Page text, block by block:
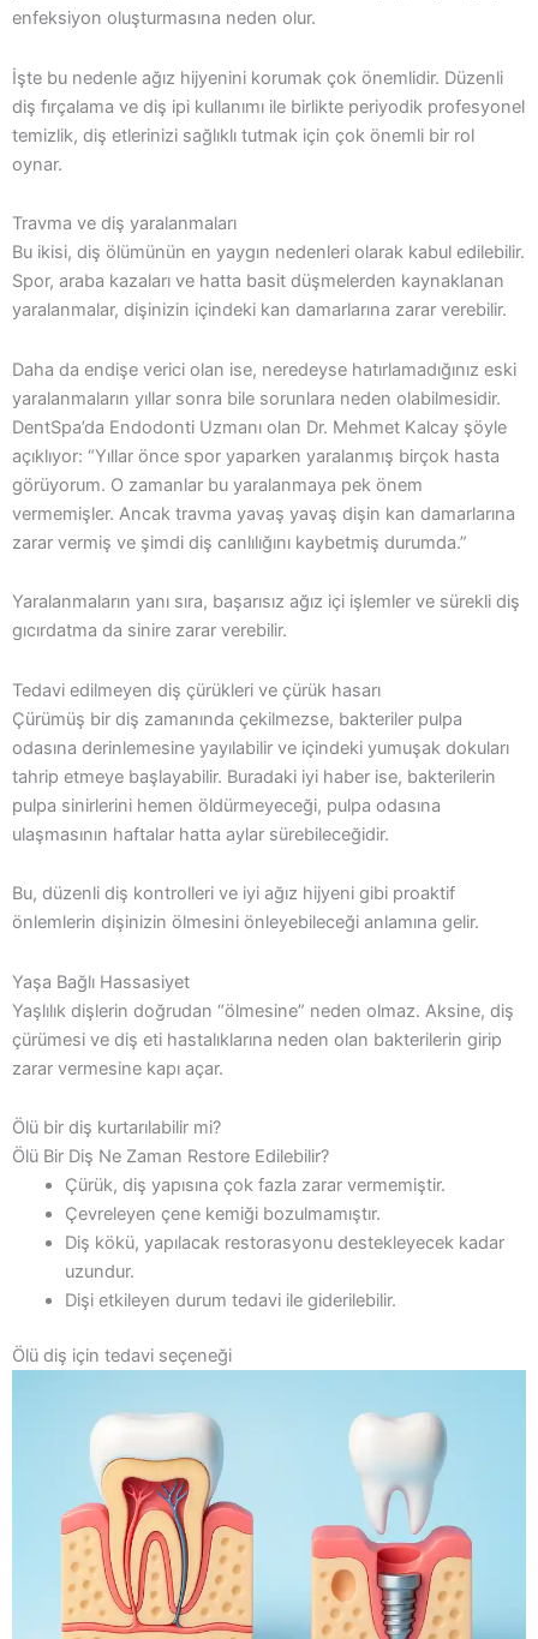
enfeksiyon oluşturmasına neden olur.
İşte bu nedenle ağız hijyenini korumak çok önemlidir. Düzenli
diş fırçalama ve diş ipi kullanımı ile birlikte periyodik profesyonel
temizlik, diş etlerinizi sağlıklı tutmak için çok önemli bir rol
oynar.
Travma ve diş yaralanmaları
Bu ikisi, diş ölümünün en yaygın nedenleri olarak kabul edilebilir.
Spor, araba kazaları ve hatta basit düşmelerden kaynaklanan
yaralanmalar, dişinizin içindeki kan damarlarına zarar verebilir.
Daha da endişe verici olan ise, neredeyse hatırlamadığınız eski
yaralanmaların yıllar sonra bile sorunlara neden olabilmesidir.
DentSpa’da Endodonti Uzmanı olan Dr. Mehmet Kalcay şöyle
açıklıyor: “Yıllar önce spor yaparken yaralanmış birçok hasta
görüyorum. O zamanlar bu yaralanmaya pek önem
vermemişler. Ancak travma yavaş yavaş dişin kan damarlarına
zarar vermiş ve şimdi diş canlılığını kaybetmiş durumda.”
Yaralanmaların yanı sıra, başarısız ağız içi işlemler ve sürekli diş
gıcırdatma da sinire zarar verebilir.
Tedavi edilmeyen diş çürükleri ve çürük hasarı
Çürümüş bir diş zamanında çekilmezse, bakteriler pulpa
odasına derinlemesine yayılabilir ve içindeki yumuşak dokuları
tahrip etmeye başlayabilir. Buradaki iyi haber ise, bakterilerin
pulpa sinirlerini hemen öldürmeyeceği, pulpa odasına
ulaşmasının haftalar hatta aylar sürebileceğidir.
Bu, düzenli diş kontrolleri ve iyi ağız hijyeni gibi proaktif
önlemlerin dişinizin ölmesini önleyebileceği anlamına gelir.
Yaşa Bağlı Hassasiyet
Yaşlılık dişlerin doğrudan “ölmesine” neden olmaz. Aksine, diş
çürümesi ve diş eti hastalıklarına neden olan bakterilerin girip
zarar vermesine kapı açar.
Ölü bir diş kurtarılabilir mi?
Ölü Bir Diş Ne Zaman Restore Edilebilir?
Çürük, diş yapısına çok fazla zarar vermemiştir.
Çevreleyen çene kemiği bozulmamıştır.
Diş kökü, yapılacak restorasyonu destekleyecek kadar
uzundur.
Dişi etkileyen durum tedavi ile giderilebilir.
Ölü diş için tedavi seçeneği